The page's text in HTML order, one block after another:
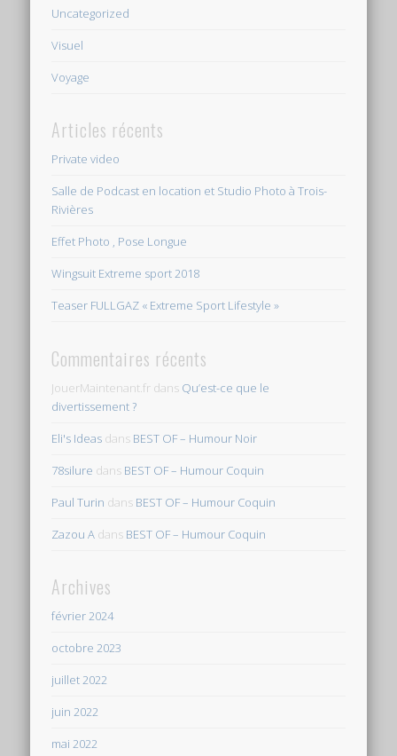
Uncategorized
Visuel
Voyage
Articles récents
Private video
Salle de Podcast en location et Studio Photo à Trois-
Rivières
Effet Photo , Pose Longue
Wingsuit Extreme sport 2018
Teaser FULLGAZ « Extreme Sport Lifestyle »
Commentaires récents
JouerMaintenant.fr dans Qu’est-ce que le
divertissement ?
Eli's Ideas dans BEST OF – Humour Noir
78silure dans BEST OF – Humour Coquin
Paul Turin dans BEST OF – Humour Coquin
Zazou A dans BEST OF – Humour Coquin
Archives
février 2024
octobre 2023
juillet 2022
juin 2022
mai 2022